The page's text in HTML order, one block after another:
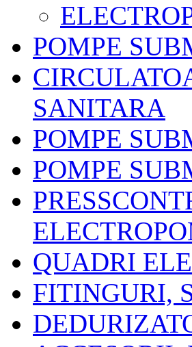
POMPE
SANITARA
POMPE
POMPE
QUADRI
FITINGURI,